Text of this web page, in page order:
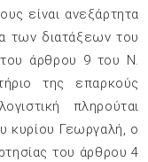
είναι ανεξάρτητα
των διατάξεων του
άρθρου 9 του Ν.
της επαρκούς
πληρούται
κυρίου Γεωργαλή, ο
του άρθρου 4